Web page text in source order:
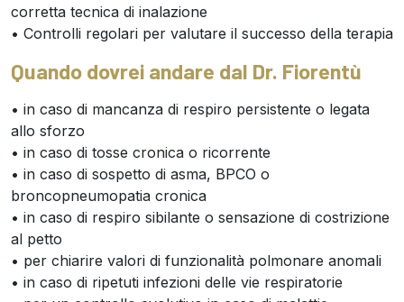
corretta tecnica di inalazione
• Controlli regolari per valutare il successo della terapia
Quando dovrei andare dal Dr. Fiorentù
• in caso di mancanza di respiro persistente o legata
allo sforzo
• in caso di tosse cronica o ricorrente
• in caso di sospetto di asma, BPCO o
broncopneumopatia cronica
• in caso di respiro sibilante o sensazione di costrizione
al petto
• per chiarire valori di funzionalità polmonare anomali
• in caso di ripetuti infezioni delle vie respiratorie